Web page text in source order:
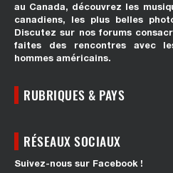
au Canada, découvrez les
canadiens, les plus belles
Discutez sur nos forums
faites des rencontres avec
hommes américains.
RUBRIQUES & PAYS
RÉSEAUX SOCIAUX
Suivez-nous sur Facebook !